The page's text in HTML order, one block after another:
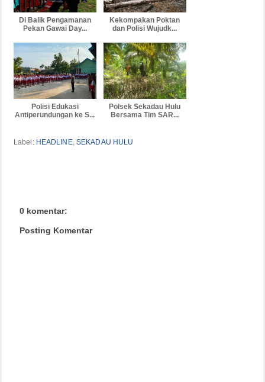
Di Balik Pengamanan
Pekan Gawai Day...
Kekompakan Poktan
dan Polisi Wujudk...
Polisi Edukasi
Antiperundungan ke S...
Polsek Sekadau Hulu
Bersama Tim SAR...
Label: HEADLINE, SEKADAU HULU
0 komentar:
Posting Komentar